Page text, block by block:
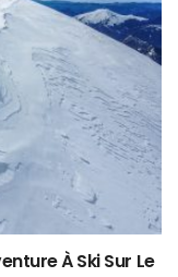
À Ski Sur Le